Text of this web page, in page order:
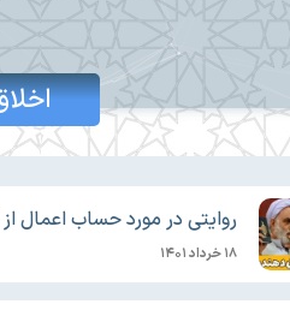
روایتی در مورد حساب اعمال از
۱۸ خرداد ۱۴۰۱